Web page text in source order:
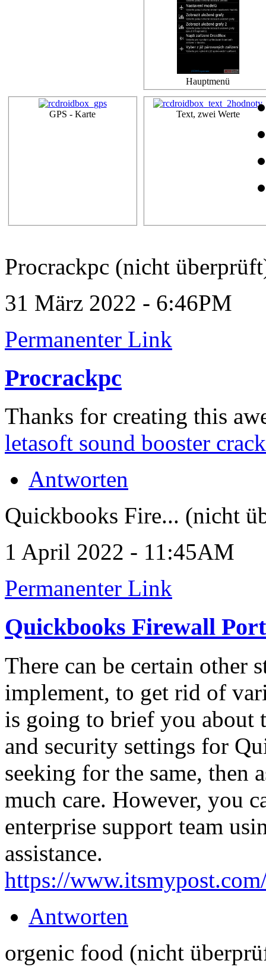
Hauptmenü
GPS - Karte Text, zwei Werte
Procrackpc (nicht
31 März 2022 - 6:46PM
Permanenter Link
Procrackpc
Thanks for creating this
letasoft sound booster crack
Antworten
Quickbooks Fire... (nicht
1 April 2022 - 11:45AM
Permanenter Link
Quickbooks Firewall
There can be certain other
implement, to get rid of
is going to brief you about
and security settings for
seeking for the same, then
much care. However, you
enterprise support team
assistance.
https://
Antworten
orgenic food (nicht